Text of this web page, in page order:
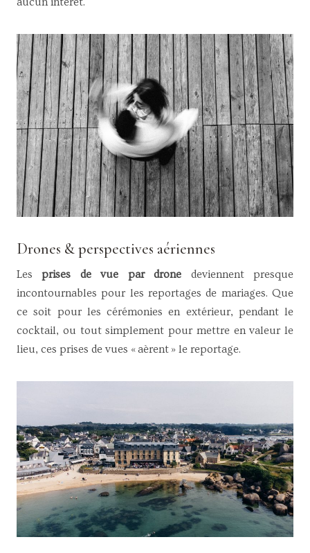
Drones & perspectives aériennes
Lesprises de vue par drone deviennent presque
incontournables pour les reportages de mariages. Que
ce soit pour les cérémonies en extérieur, pendant le
cocktail, ou tout simplement pour mettre en valeur le
lieu, ces prises de vues « aèrent » le reportage.